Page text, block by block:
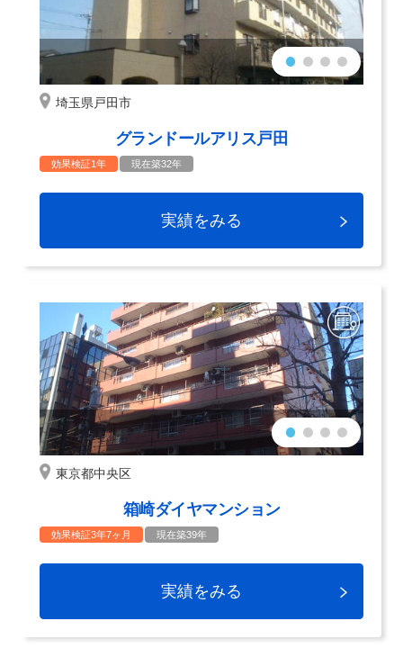
埼玉県戸田市
グランドールアリス戸田
効果検証1年 現在築32年
実績をみる
東京都中央区
箱崎ダイヤマンション
効果検証3年7ヶ月 現在築39年
実績をみる